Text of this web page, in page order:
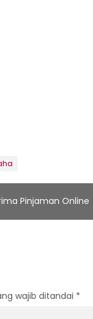
Pinjaman Online
wajib ditandai *